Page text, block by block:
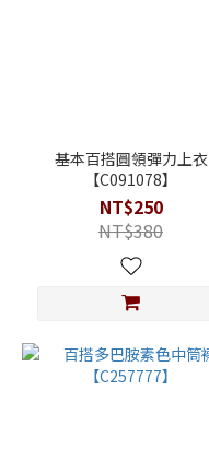
基本百搭圓領彈力上衣
【C091078】
NT$250
NT$380